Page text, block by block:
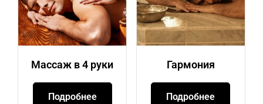
Массаж в 4 руки
Подробнее
Гармония
Подробнее